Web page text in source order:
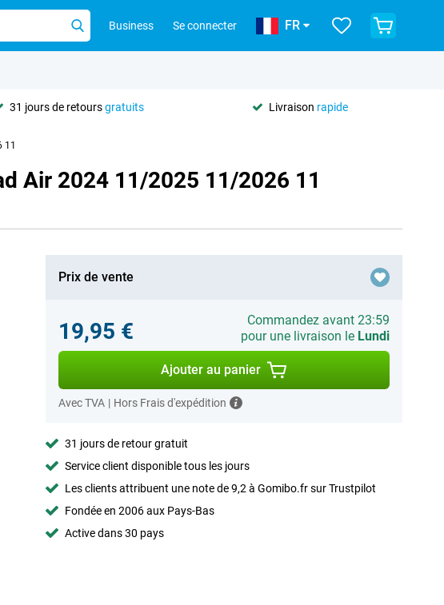
Business Se connecter FR
31 jours de retoursgratuits Livraison rapide
11
Air 2024 11/2025 11/2026 11
Prix de vente
19,95 €
Commandez avant 23:59
pour une livraison le Lundi
Ajouter au panier
Avec TVA | Hors Frais d'expédition
31 jours de retour gratuit
Service client disponible tous les jours
Les clients attribuent une note de 9,2 à Gomibo.fr sur Trustpilot
Fondée en 2006 aux Pays-Bas
Active dans 30 pays